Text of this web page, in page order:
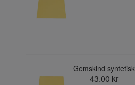
Gemskind syntetisk
43.00 kr